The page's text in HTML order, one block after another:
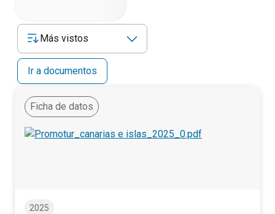
Ir a documentos
Más vistos
Ficha de datos
2025